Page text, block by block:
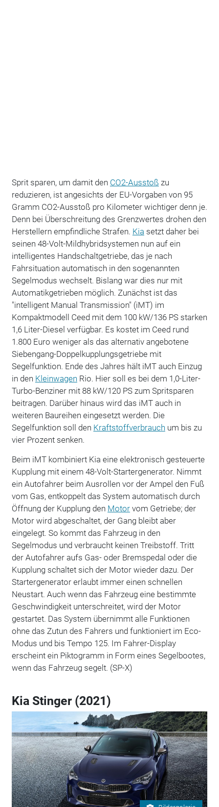
Sprit sparen, um damit den CO2-Ausstoß zu
reduzieren, ist angesichts der EU-Vorgaben von 95
Gramm CO2-Ausstoß pro Kilometer wichtiger denn je.
Denn bei Überschreitung des Grenzwertes drohen den
Herstellern empfindliche Strafen. Kia setzt daher bei
seinen 48-Volt-Mildhybridsystemen nun auf ein
intelligentes Handschaltgetriebe, das je nach
Fahrsituation automatisch in den sogenannten
Segelmodus wechselt. Bislang war dies nur mit
Automatikgetrieben möglich. Zunächst ist das
"intelligent Manual Transmission" (iMT) im
Kompaktmodell Ceed mit dem 100 kW/136 PS starken
1,6 Liter-Diesel verfügbar. Es kostet im Ceed rund
1.800 Euro weniger als das alternativ angebotene
Siebengang-Doppelkupplungsgetriebe mit
Segelfunktion. Ende des Jahres hält iMT auch Einzug
in den Kleinwagen Rio. Hier soll es bei dem 1,0-Liter-
Turbo-Benziner mit 88 kW/120 PS zum Spritsparen
beitragen. Darüber hinaus wird das iMT auch in
weiteren Baureihen eingesetzt werden. Die
Segelfunktion soll den Kraftstoffverbrauch um bis zu
vier Prozent senken.
Beim iMT kombiniert Kia eine elektronisch gesteuerte
Kupplung mit einem 48-Volt-Startergenerator. Nimmt
ein Autofahrer beim Ausrollen vor der Ampel den Fuß
vom Gas, entkoppelt das System automatisch durch
Öffnung der Kupplung den Motorvom Getriebe; der
Motor wird abgeschaltet, der Gang bleibt aber
eingelegt. So kommt das Fahrzeug in den
Segelmodus und verbraucht keinen Treibstoff. Tritt
der Autofahrer aufs Gas- oder Bremspedal oder die
Kupplung schaltet sich der Motor wieder dazu. Der
Startergenerator erlaubt immer einen schnellen
Neustart. Auch wenn das Fahrzeug eine bestimmte
Geschwindigkeit unterschreitet, wird der Motor
gestartet. Das System übernimmt alle Funktionen
ohne das Zutun des Fahrers und funktioniert im Eco-
Modus und bis Tempo 125. Im Fahrer-Display
erscheint ein Piktogramm in Form eines Segelbootes,
wenn das Fahrzeug segelt. (SP-X)
Kia Stinger (2021)